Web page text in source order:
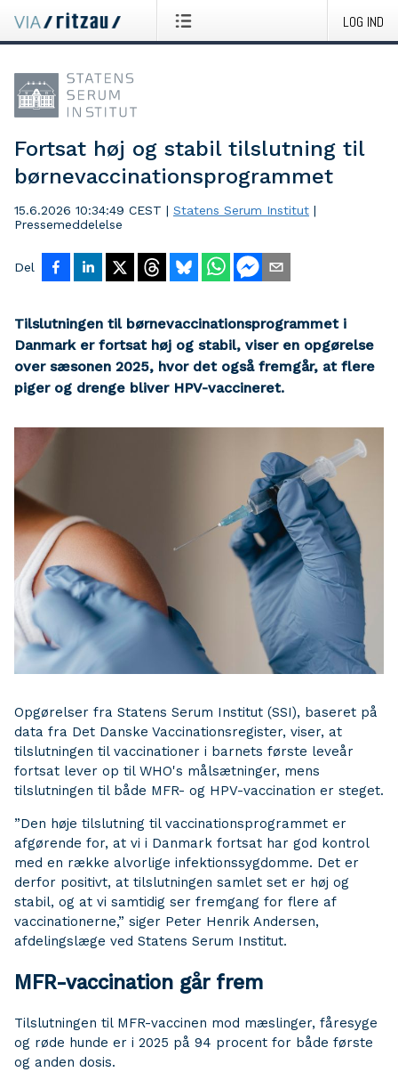
LOG IND
Fortsat høj og stabil tilslutning til
børnevaccinationsprogrammet
15.6.2026 10:34:49 CEST | Statens Serum Institut |
Pressemeddelelse
Del
Tilslutningen til børnevaccinationsprogrammet i
Danmark er fortsat høj og stabil, viser en opgørelse
over sæsonen 2025, hvor det også fremgår, at flere
piger og drenge bliver HPV-vaccineret.
Opgørelser fra Statens Serum Institut (SSI), baseret på
data fra Det Danske Vaccinationsregister, viser, at
tilslutningen til vaccinationer i barnets første leveår
fortsat lever op til WHO's målsætninger, mens
tilslutningen til både MFR- og HPV-vaccination er steget.
”Den høje tilslutning til vaccinationsprogrammet er
afgørende for, at vi i Danmark fortsat har god kontrol
med en række alvorlige infektionssygdomme. Det er
derfor positivt, at tilslutningen samlet set er høj og
stabil, og at vi samtidig ser fremgang for flere af
vaccinationerne,” siger Peter Henrik Andersen,
afdelingslæge ved Statens Serum Institut.
MFR-vaccination går frem
Tilslutningen til MFR-vaccinen mod mæslinger, fåresyge
og røde hunde er i 2025 på 94 procent for både første
og anden dosis.